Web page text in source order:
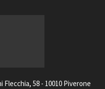
58 - 10010 Piverone